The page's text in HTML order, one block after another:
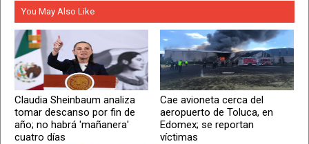
You May Also Like
Claudia Sheinbaum analiza
tomar descanso por fin de
año; no habrá 'mañanera'
cuatro días
Cae avioneta cerca del
aeropuerto de Toluca, en
Edomex; se reportan
víctimas